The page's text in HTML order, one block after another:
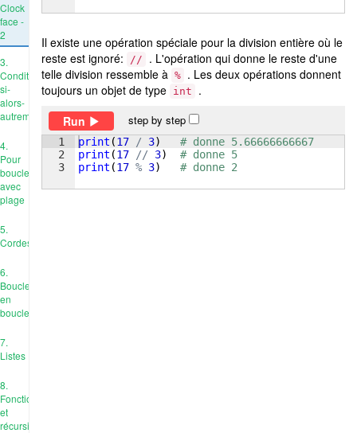
Clock
face -
2
3.
Conditions:
si-
alors-
autrement
4.
Pour
boucle
avec
plage
5.
Cordes
6.
Boucle
en
boucle
7.
Listes
8.
Fonctions
et
récursivité
Il existe une opération spéciale pour la division entière où le
reste est ignoré:
//
. L'opération qui donne le reste d'une
telle division ressemble à
% . Les deux opérations donnent
toujours un objet de type int
.
Run
step by step
1
2
3
print (17 / 3)
# donne 5.66666666667
print (17 // 3)
# donne 5
print (17 % 3) # donne 2